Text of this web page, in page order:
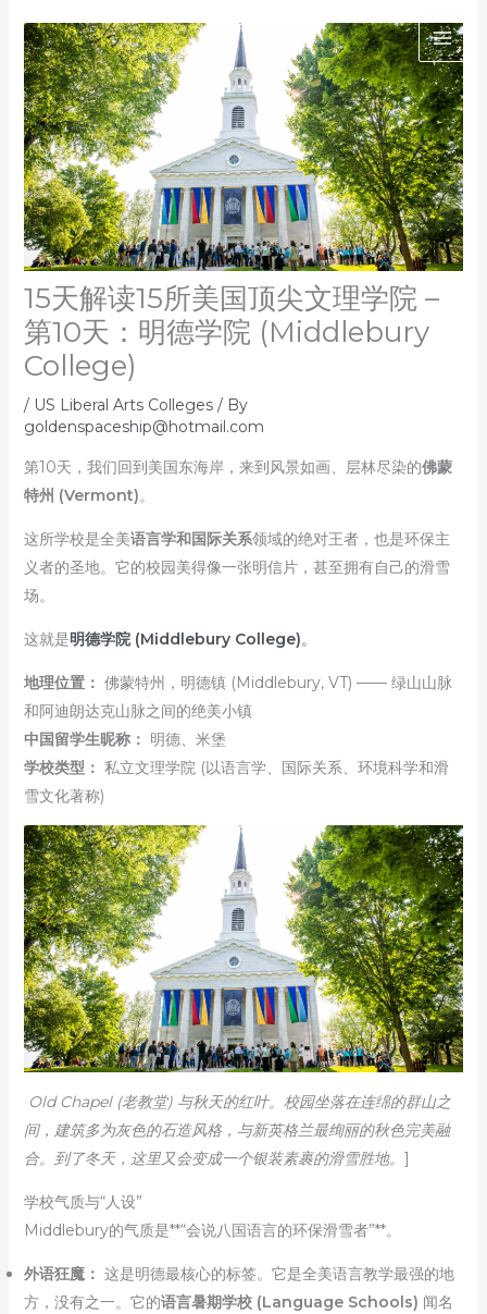
content
15天解读15所美国顶尖文理学院 –
第10天：明德学院 (Middlebury
College)
/ US Liberal Arts Colleges/ By
goldenspaceship@hotmail.com
第10天，我们回到美国东海岸，来到风景如画、层林尽染的佛蒙
特州 (Vermont)。
这所学校是全美语言学和国际关系领域的绝对王者，也是环保主
义者的圣地。它的校园美得像一张明信片，甚至拥有自己的滑雪
场。
这就是明德学院 (Middlebury College)。
地理位置： 佛蒙特州，明德镇 (Middlebury, VT) —— 绿山山脉
和阿迪朗达克山脉之间的绝美小镇
中国留学生昵称： 明德、米堡
学校类型： 私立文理学院 (以语言学、国际关系、环境科学和滑
雪文化著称)
Old Chapel (老教堂) 与秋天的红叶。校园坐落在连绵的群山之
间，建筑多为灰色的石造风格，与新英格兰最绚丽的秋色完美融
合。到了冬天，这里又会变成一个银装素裹的滑雪胜地。 ]
学校气质与“人设”
Middlebury的气质是**“会说八国语言的环保滑雪者”**。
外语狂魔： 这是明德最核心的标签。它是全美语言教学最强的地
方，没有之一。它的语言暑期学校 (Language Schools) 闻名